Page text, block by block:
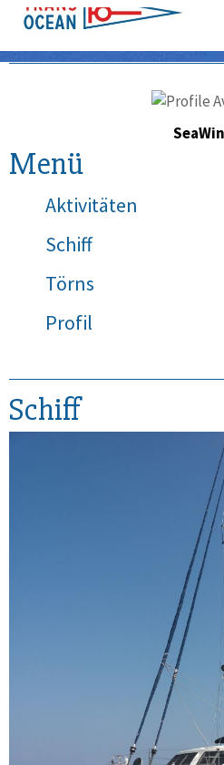
Menü
Aktivitäten
Schiff
Törns
Profil
Schiff